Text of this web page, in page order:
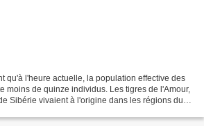
qu'à l'heure actuelle, la population effective des
moins de quinze individus. Les tigres de l'Amour,
Sibérie vivaient à l'origine dans les régions du